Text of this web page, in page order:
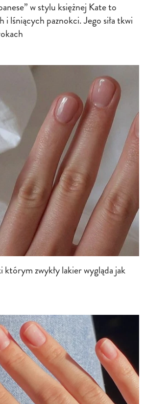
w stylu księżnej Kate to
i lśniących paznokci. Jego siła tkwi
zwykły lakier wygląda jak